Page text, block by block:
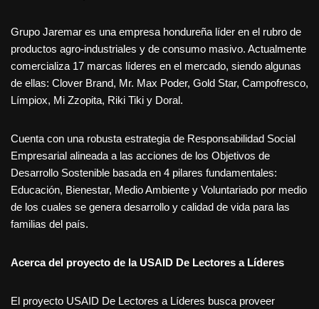
Grupo Jaremar es una empresa hondureña líder en el rubro de
productos agro-industriales y de consumo masivo. Actualmente
comercializa 17 marcas líderes en el mercado, siendo algunas
de ellas: Clover Brand, Mr. Max Poder, Gold Star, Campofresco,
Límpiox, Mi Zzopita, Riki Tiki y Doral.
Cuenta con una robusta estrategia de Responsabilidad Social
Empresarial alineada a las acciones de los Objetivos de
Desarrollo Sostenible basada en 4 pilares fundamentales:
Educación, Bienestar, Medio Ambiente y Voluntariado por medio
de los cuales se genera desarrollo y calidad de vida para las
familias del país.
Acerca del proyecto de la USAID De Lectores a Líderes
El proyecto USAID De Lectores a Líderes busca proveer